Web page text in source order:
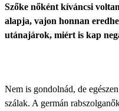
Szőke nőként kíváncsi
alapja, vajon honnan
utánajárok, miért is kap
Nem is gondolnád, de
szálak. A germán